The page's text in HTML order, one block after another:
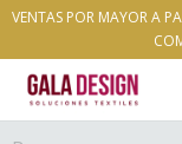
VENTAS POR MAYOR A